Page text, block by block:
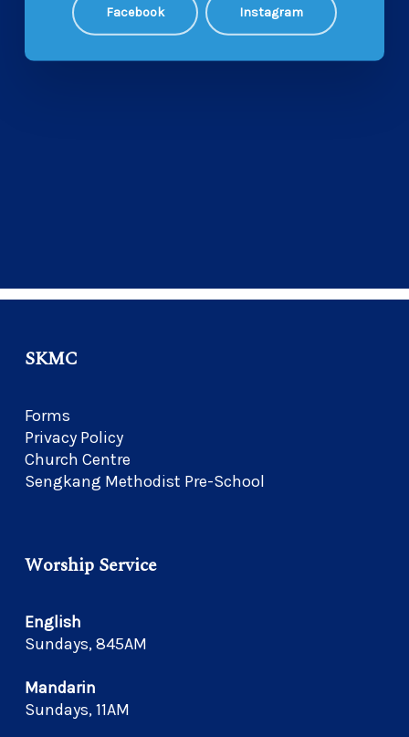
Facebook Instagram
SKMC
Forms
Privacy Policy
Church Centre
Sengkang Methodist Pre-School
Worship Service
English
Sundays, 845AM
Mandarin
Sundays, 11AM